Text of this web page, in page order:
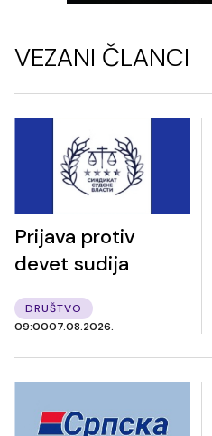
VEZANI ČLANCI
Prijava protiv
devet sudija
DRUŠTVO
09:0007.08.2026.